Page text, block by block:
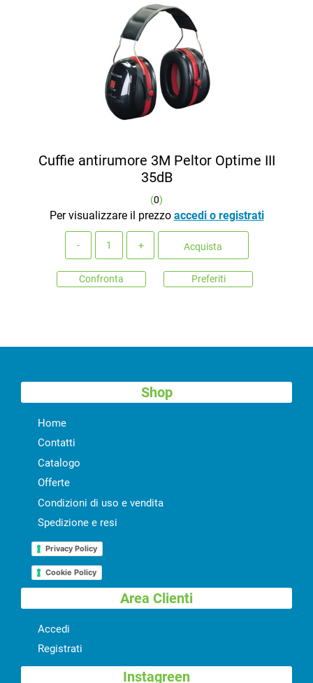
Cuffie antirumore 3M Peltor Optime III
35dB
(0)
Per visualizzare il prezzo accedi o registrati
Acquista
Confronta Preferiti
Shop
Home
Contatti
Catalogo
Offerte
Condizioni di uso e vendita
Spedizione e resi
Privacy Policy
Cookie Policy
Area Clienti
Accedi
Registrati
Instagreen